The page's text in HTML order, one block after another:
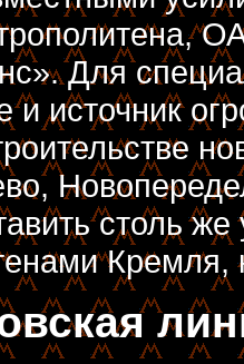
Для
источник
столь